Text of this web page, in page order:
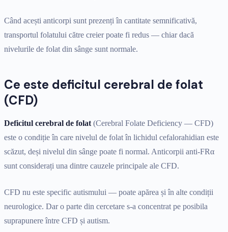
Când acești anticorpi sunt prezenți în cantitate semnificativă,
transportul folatului către creier poate fi redus — chiar dacă
nivelurile de folat din sânge sunt normale.
Ce este deficitul cerebral de folat
(CFD)
Deficitul cerebral de folat (Cerebral Folate Deficiency — CFD)
este o condiție în care nivelul de folat în lichidul cefalorahidian este
scăzut, deși nivelul din sânge poate fi normal. Anticorpii anti-FRα
sunt considerați una dintre cauzele principale ale CFD.
CFD nu este specific autismului — poate apărea și în alte condiții
neurologice. Dar o parte din cercetare s-a concentrat pe posibila
suprapunere între CFD și autism.